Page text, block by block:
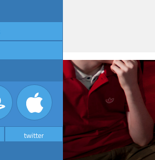
twitter